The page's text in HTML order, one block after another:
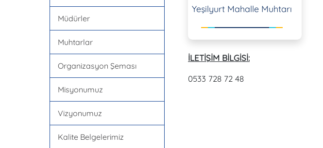
Müdürler
Muhtarlar
Organizasyon Şeması
Misyonumuz
Vizyonumuz
Kalite Belgelerimiz
Yeşilyurt Mahalle Muhtarı
İLETİŞİM BİLGİSİ:
0533 728 72 48